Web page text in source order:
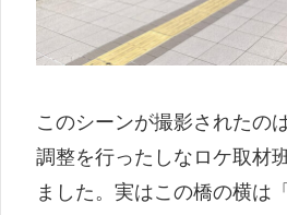
このシーンが撮影されたの
調整を行ったしなロケ取材
ました。実はこの橋の横は